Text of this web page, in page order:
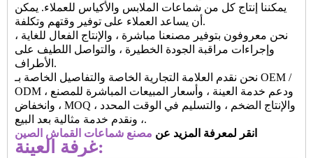
يمكننا إنتاج كل من شماعات الملابس والأكياس للعملاء. يمكن
أن يساعد العملاء على توفير وقتهم وتكلفة.
نحن معروفون بتوفير مصنعنا مباشرة ، والإنتاج الفعال للغاية ،
وإجراءات مراقبة الجودة الخطيرة ، والتواصل اللطيف على
الأطراف.
نحن نقدم العلامة التجارية الخاصة والتفاصيل الخاصة بـ OEM /
ODM ، ودعم خدمة العينة ، وأسعار المبيعات المباشرة للمصنع
، وانخفاض MOQ ، والإنتاج الضخم ، والتسليم في الوقت المحدد
، ونقدم خدمة مثالية بعد البيع.
انقر لمعرفة المزيد عن مصنع شماعات القماش الصين
غرفة العينة: